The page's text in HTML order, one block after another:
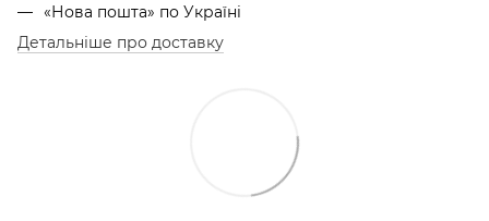
«Нова пошта» по Україні
Детальніше про доставку